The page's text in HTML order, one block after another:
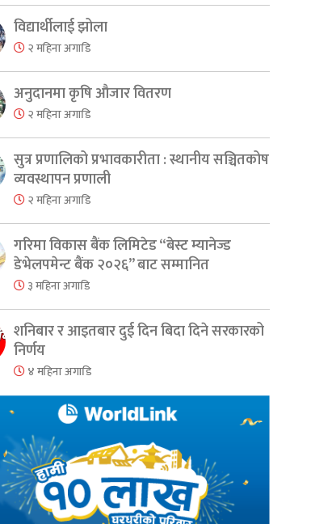
विद्यार्थीलाई झोला
२ महिना अगाडि
अनुदानमा कृषि औजार वितरण
२ महिना अगाडि
सुत्र प्रणालिको प्रभावकारीता : स्थानीय सञ्चितकोष
व्यवस्थापन प्रणाली
२ महिना अगाडि
गरिमा विकास बैंक लिमिटेड “बेस्ट म्यानेज्ड
डेभेलपमेन्ट बैंक २०२६” बाट सम्मानित
३ महिना अगाडि
शनिबार र आइतबार दुई दिन बिदा दिने सरकारको
निर्णय
४ महिना अगाडि